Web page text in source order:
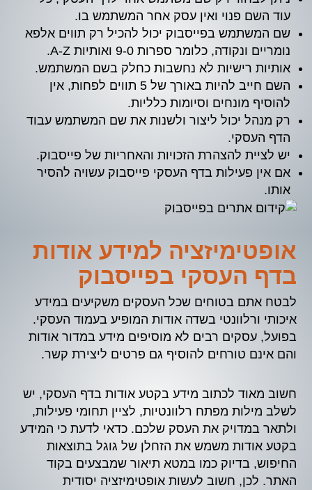
עוד השם פנוי ואין עסק אחר המשתמש בו.
שם המשתמש בפייסבוק יכול להכיל רק תווים אלפא
נומריים ונקודה, כלומר ספרות 9-0 ואותיות A-Z.
אותיות רישיות לא נחשבות כחלק בשם המשתמש.
השם חייב להיות באורך של 5 תווים לפחות, אין
להוסיף מונחים וסיומות כלליות.
רק מנהל יכול ליצור ולשנות את שם המשתמש עבוד
הדף העסקי.
יש לציית להצהרת הזכויות והאחריות של פייסבוק.
אם אין פעילות בדף העסקי פייסבוק עשויה להסיר
אותו.
אופטימיזציה למידע אודות
בדף העסקי בפייסבוק
לבטח אתם בטוחים שכל העסקים משקיעים במידע
איכותי ורלוונטי בשדה אודות המופיע בעמוד העסקי.
בפועל, עסקים רבים לא מוסיפים מידע במדור אודות
והם אינם טורחים להוסיף גם פרטים ליצירת קשר.
חשוב מאוד לכתוב מידע בקטע אודות בדף העסקי, יש
לשלב מילות מפתח רלוונטיות, לציין תחומי פעילות,
ולתאר במדויק את העסק שלכם. כדאי לדעת כי המידע
בקטע אודות משמש את הזחלן של גוגל בתוצאות
החיפוש, בדיוק כמו במטא תיאור שמבצעים בקוד
האתר. לכן, חשוב לעשות אופטימיזציה יסודית